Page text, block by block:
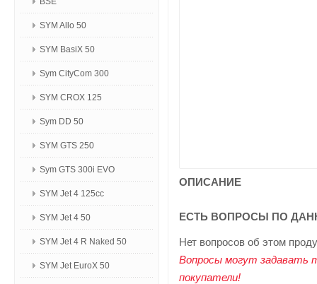
SYM Allo 50
SYM BasiX 50
Sym CityCom 300
SYM CROX 125
Sym DD 50
SYM GTS 250
Sym GTS 300i EVO
SYM Jet 4 125сс
SYM Jet 4 50
SYM Jet 4 R Naked 50
SYM Jet EuroX 50
ОПИСАНИЕ
ЕСТЬ ВОПРОСЫ ПО
Нет вопросов об этом
Вопросы могут задавать
покупатели!